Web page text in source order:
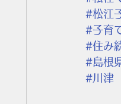
#松江
#子育
#住み
#島根
#川津